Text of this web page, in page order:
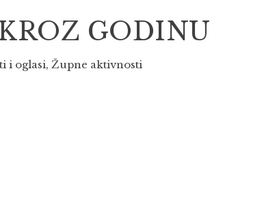
GODINU
i oglasi,Župne aktivnosti